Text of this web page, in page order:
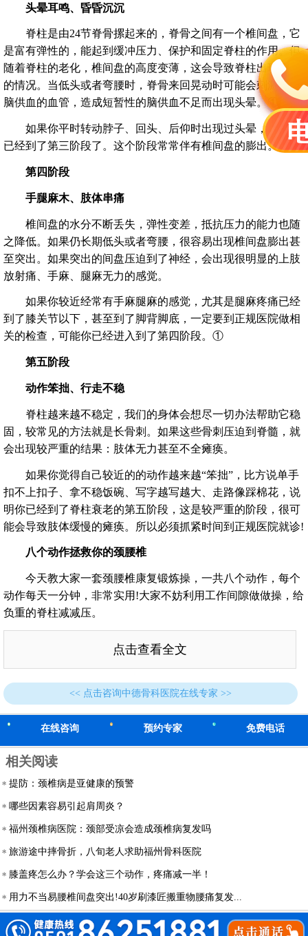
头晕耳鸣、昏昏沉沉
脊柱是由24节脊骨摞起来的，脊骨之间有一个椎间盘，它
是富有弹性的，能起到缓冲压力、保护和固定脊柱的作用。但
随着脊柱的老化，椎间盘的高度变薄，这会导致脊柱出现不稳
的情况。当低头或者弯腰时，脊骨来回晃动时可能会刺激到大
脑供血的血管，造成短暂性的脑供血不足而出现头晕。①
如果你平时转动脖子、回头、后仰时出现过头晕，说明你
已经到了第三阶段了。这个阶段常常伴有椎间盘的膨出。
第四阶段
手腿麻木、肢体串痛
椎间盘的水分不断丢失，弹性变差，抵抗压力的能力也随
之降低。如果仍长期低头或者弯腰，很容易出现椎间盘膨出甚
至突出。如果突出的间盘压迫到了神经，会出现很明显的上肢
放射痛、手麻、腿麻无力的感觉。
如果你较近经常有手麻腿麻的感觉，尤其是腿麻疼痛已经
到了膝关节以下，甚至到了脚背脚底，一定要到正规医院做相
关的检查，可能你已经进入到了第四阶段。①
第五阶段
动作笨拙、行走不稳
脊柱越来越不稳定，我们的身体会想尽一切办法帮助它稳
固，较常见的方法就是长骨刺。如果这些骨刺压迫到脊髓，就
会出现较严重的结果：肢体无力甚至不全瘫痪。
如果你觉得自己较近的的动作越来越“笨拙”，比方说单手
扣不上扣子、拿不稳饭碗、写字越写越大、走路像踩棉花，说
明你已经到了脊柱衰老的第五阶段，这是较严重的阶段，很可
能会导致肢体缓慢的瘫痪。所以必须抓紧时间到正规医院就诊!
八个动作拯救你的颈腰椎
今天教大家一套颈腰椎康复锻炼操，一共八个动作，每个
动作每天一分钟，非常实用!大家不妨利用工作间隙做做操，给
负重的脊柱减减压。
点击查看全文
<< 点击咨询中德骨科医院在线专家 >>
在线咨询 预约专家 免费电话
相关阅读
提防：颈椎病是亚健康的预警
哪些因素容易引起肩周炎？
福州颈椎病医院：颈部受凉会造成颈椎病复发吗
旅游途中摔骨折，八旬老人求助福州骨科医院
膝盖疼怎么办？学会这三个动作，疼痛减一半！
用力不当易腰椎间盘突出!40岁刷漆匠搬重物腰痛复发...